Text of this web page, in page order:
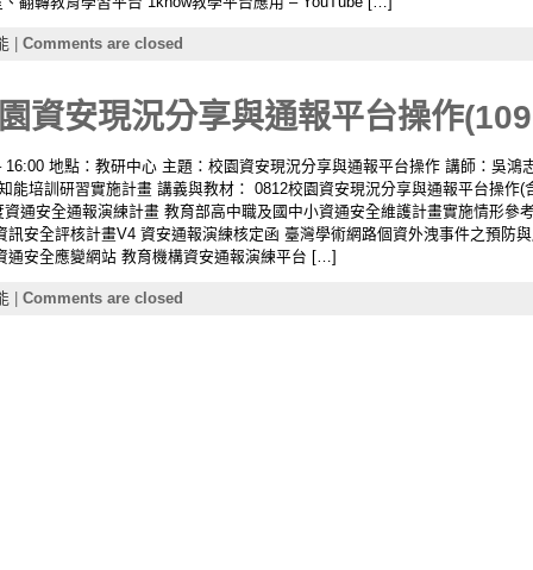
| Comments are closed
資安現況分享與通報平台操作
地點：教研中心 主題：校園資安現況分享與通報平台操作 講師：吳鴻
能培訓研習實施計畫 講義與教材： 0812校園資安現況分享與通報平台操作
通安全通報演練計畫 教育部高中職及國中小資通安全維護計畫實施情形參
安全評核計畫V4 資安通報演練核定函 臺灣學術網路個資外洩事件之預防
安全應變網站 教育機構資安通報演練平台 […]
| Comments are closed